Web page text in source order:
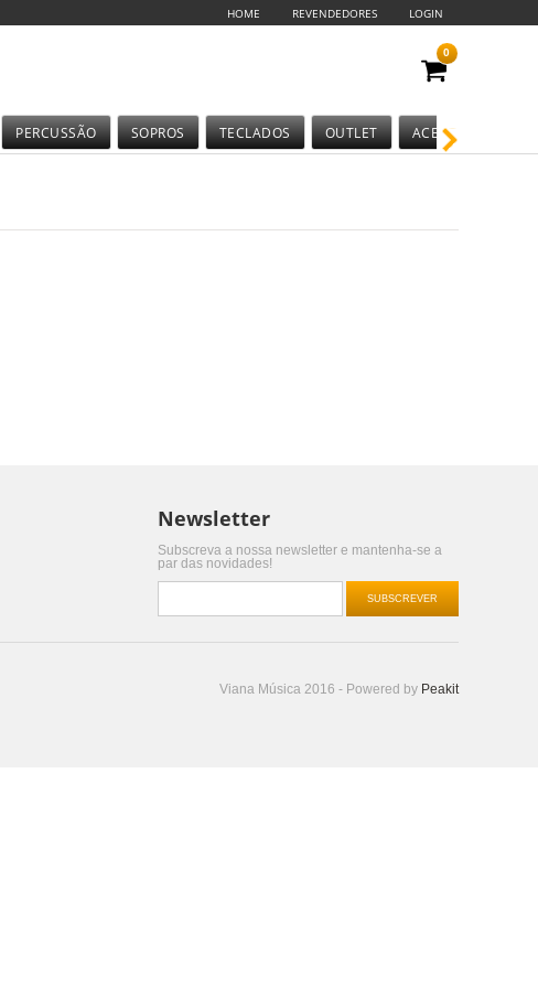
HOME REVENDEDORES LOGIN
0
PERCUSSÃO SOPROS TECLADOS OUTLET ACESSÓRIOS
Newsletter
Subscreva a nossa newsletter e mantenha-se a
par das novidades!
SUBSCREVER
Viana Música 2016 - Powered by Peakit